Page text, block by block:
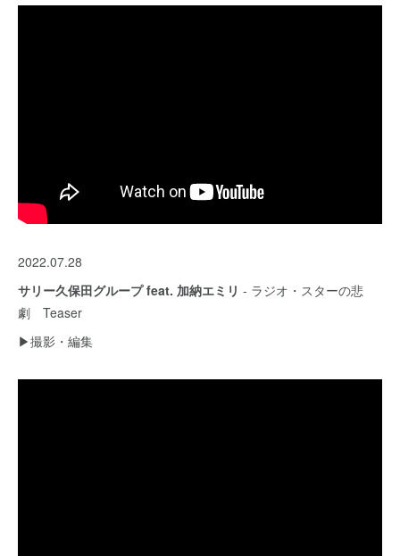
2022.07.28
サリー久保田グループ feat. 加納エミリ - ラジオ・スターの悲
劇 Teaser
▶︎撮影・編集